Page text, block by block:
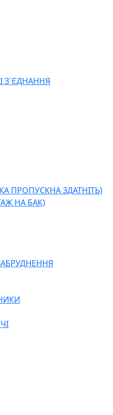
ПЕРЕХІДНИКИ
СТАМЕСКИ, ДОЛОТА
ТА МАТЕРІАЛИ
ІНСТРУМЕНТІВ
З`ЄДНАННЯ
ПРОПУСКНА ЗДАТНІТЬ)
НА БАК)